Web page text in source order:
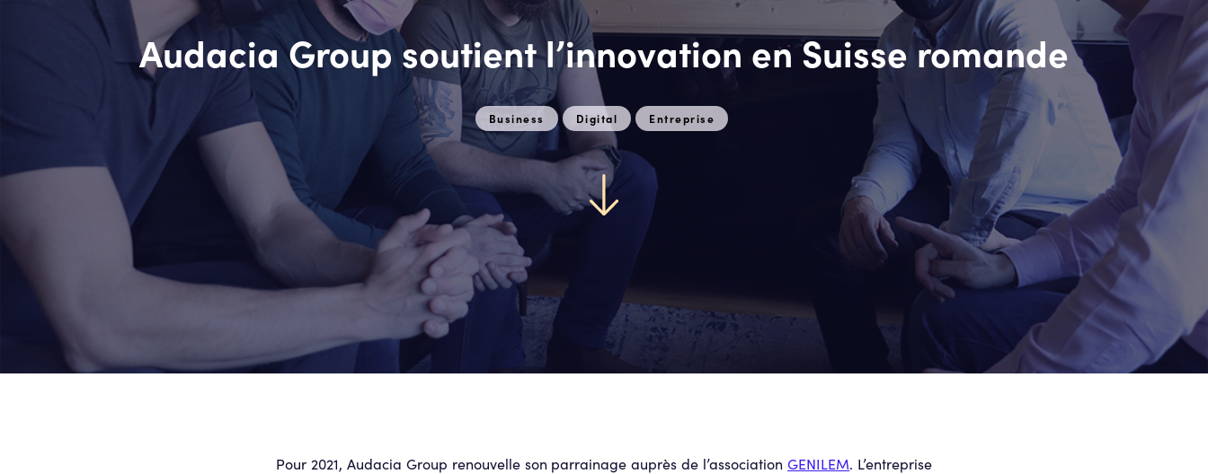
Audacia Group soutient l’innovation en Suisse romande
Business Digital Entreprise
Pour 2021, Audacia Group renouvelle son parrainage auprès de l’associationGENILEM. L’entreprise